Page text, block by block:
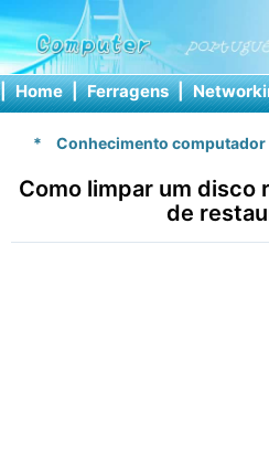
| Home | Ferragens |
* Conhecimento computador
Como limpar um disco
de